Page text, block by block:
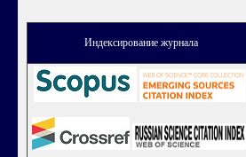
Индексирование журнала